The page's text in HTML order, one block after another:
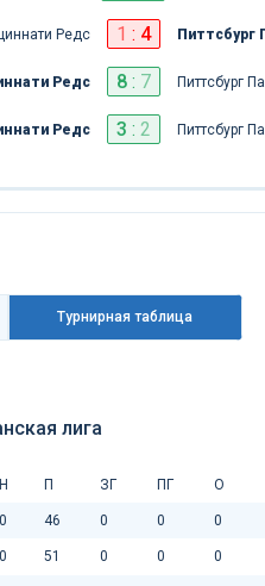
Редс 1 : 4 Питтсбург
Редс 8: 7 Питтсбург
Редс 3 : 2 Питтсбург
Турнирная таблица
лига
Н П ЗГ ПГ О
0 46 0 0 0
0 51 0 0 0